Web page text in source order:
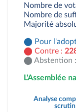
Nombre de
Nombre de
Majorité
Pour
Contre :
Abstention :
L'Assemblée
Analyse
scrutin